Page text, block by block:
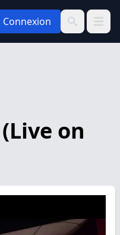
Connexion
Recherche
on